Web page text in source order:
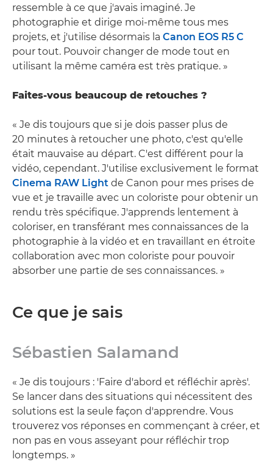
ressemble à ce que j'avais imaginé. Je
photographie et dirige moi-même tous mes
projets, et j'utilise désormais la Canon EOS R5 C
pour tout. Pouvoir changer de mode tout en
utilisant la même caméra est très pratique. »
Faites-vous beaucoup de retouches ?
« Je dis toujours que si je dois passer plus de
20 minutes à retoucher une photo, c'est qu'elle
était mauvaise au départ. C'est différent pour la
vidéo, cependant. J'utilise exclusivement le format
Cinema RAW Light de Canon pour mes prises de
vue et je travaille avec un coloriste pour obtenir un
rendu très spécifique. J'apprends lentement à
coloriser, en transférant mes connaissances de la
photographie à la vidéo et en travaillant en étroite
collaboration avec mon coloriste pour pouvoir
absorber une partie de ses connaissances. »
Ce que je sais
Sébastien Salamand
« Je dis toujours : 'Faire d'abord et réfléchir après'.
Se lancer dans des situations qui nécessitent des
solutions est la seule façon d'apprendre. Vous
trouverez vos réponses en commençant à créer, et
non pas en vous asseyant pour réfléchir trop
longtemps. »